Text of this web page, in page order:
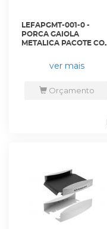
LEFAPGMT-001-0 -
PORCA GAIOLA
METALICA PACOTE COM
35150000 - LIGHTERA
ver mais
Orçamento